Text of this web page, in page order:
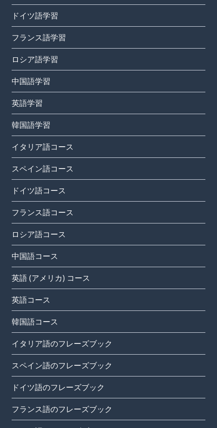
ドイツ語学習
フランス語学習
ロシア語学習
中国語学習
英語学習
韓国語学習
イタリア語コース
スペイン語コース
ドイツ語コース
フランス語コース
ロシア語コース
中国語コース
英語 (アメリカ) コース
英語コース
韓国語コース
イタリア語のフレーズブック
スペイン語のフレーズブック
ドイツ語のフレーズブック
フランス語のフレーズブック